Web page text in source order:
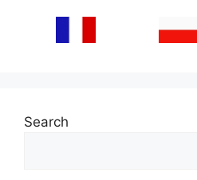
Search